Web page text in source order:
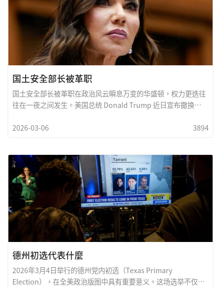
国土安全部长被革职
国土安全部长被革职在政治风云瞬息万变的华盛顿，权力更迭往
往在一夜之间发生。美国总统 Donald Trump 近日宣布撤换
联邦参议员 Markwayne Mullin 接任这一关键职位。这项人事调
打击恐怖主义、应对网络威胁以及管理移民与灾害应变等重大责
任。尤其在当前全球局势动盪、边境移民压力持续增加的背景
下，这个部门的领导人更被视為国家安全体系中的关键人物。此
次人事更动，被外界普遍解读為特朗普政府在第二任期内对国家
安全与边境政策的一次重新布局。德州与美墨边境问题长期是美
国政治焦点，移民政策与边境执法更是左右国内政治风向的重要
议题。因此，新任部长的人选，也将在未来政策方向上扮演重要
角色。对特朗普而言，这次撤换不仅是一项行政人事调整，也象
徵其政府希望在国家安全与边境管理上展现更强硬与更有效率的
势，仍有待时间检验。华盛顿的政治舞台向来波涛汹涌
2026-03-06 3894
德州初选代表什麼
2026年3月4日举行的德州党内初选（Texas Primary
Election），在全美政治版图中具有重要意义。这场选举不仅是